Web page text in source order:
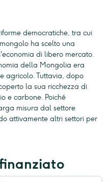
democratiche, tra cui
ha scelto una
di libero mercato.
della Mongolia era
agricolo. Tuttavia, dopo
la sua ricchezza di
e carbone. Poiché
misura dal settore
attivamente altri settori per